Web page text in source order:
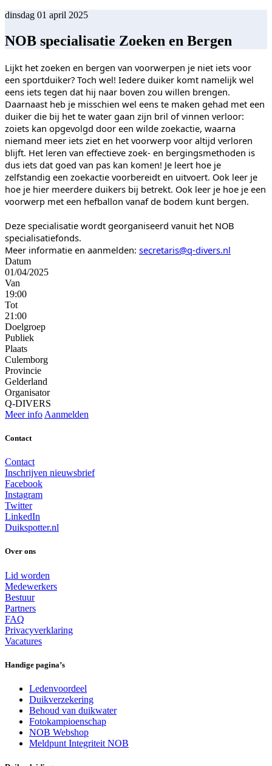
dinsdag 01 april 2025
NOB specialisatie Zoeken en Bergen
Lijkt het zoeken en bergen van voorwerpen je niet iets voor
een sportduiker? Toch wel! Iedere duiker komt namelijk wel
eens iets tegen dat hij naar boven zou willen brengen.
Daarnaast heb je misschien wel eens te maken gehad met een
duiker die bij het te water gaan zijn bril of vinnen verloor:
zoiets kan opgevolgd door een wilde zoekactie, waarna
niemand meer iets ziet en het voorwerp voor altijd verloren
blijft. Het leren van effectieve zoek- en bergingsmethoden is
dus iets dat goed van pas kan komen! Je leert hoe je
zelfstandig een zoekactie voorbereidt en uitvoert. Ook leer je
hoe je hier meerdere duikers bij betrekt. Ook leer je hoe je een
voorwerp met een hefballon vanaf de bodem kunt bergen.
Deze specialisatie wordt georganiseerd vanuit het NOB
specialisatiefonds.
Meer informatie en aanmelden: secretaris@q-divers.nl
Datum
01/04/2025
Van
19:00
Tot
21:00
Doelgroep
Publiek
Plaats
Culemborg
Provincie
Gelderland
Organisator
Q-DIVERS
Meer info Aanmelden
Contact
Contact
Inschrijven nieuwsbrief
Facebook
Instagram
Twitter
LinkedIn
Duikspotter.nl
Over ons
Lid worden
Medewerkers
Bestuur
Partners
FAQ
Privacyverklaring
Vacatures
Handige pagina’s
Ledenvoordeel
Duikverzekering
Behoud van duikwater
Fotokampioenschap
NOB Webshop
Meldpunt Integriteit NOB